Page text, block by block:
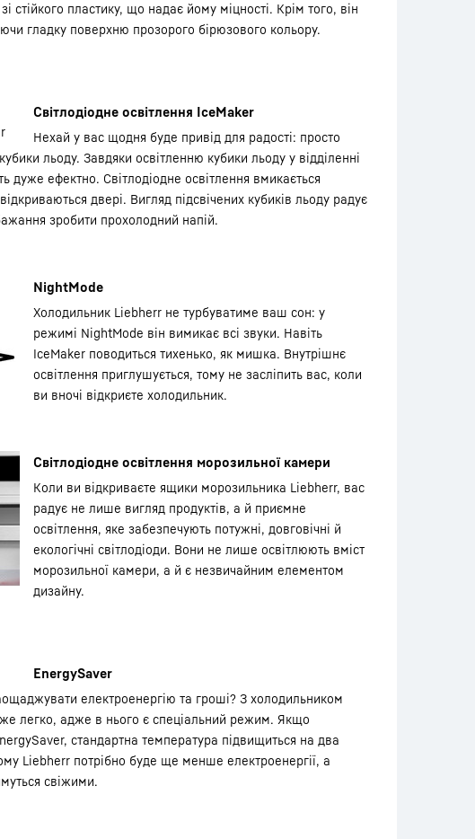
стійкого пластику, що надає йому міцності. Крім того, він
гладку поверхню прозорого бірюзового кольору.
Світлодіодне освітлення IceMaker
Нехай у вас щодня буде привід для радості: просто
льоду. Завдяки освітленню кубики льоду у відділенні
дуже ефектно. Світлодіодне освітлення вмикається
двері. Вигляд підсвічених кубиків льоду радує
зробити прохолодний напій.
NightMode
Холодильник Liebherr не турбуватиме ваш сон: у
режимі NightMode він вимикає всі звуки. Навіть
IceMaker поводиться тихенько, як мишка. Внутрішнє
освітлення приглушується, тому не засліпить вас, коли
ви вночі відкриєте холодильник.
Світлодіодне освітлення морозильної камери
Коли ви відкриваєте ящики морозильника Liebherr, вас
радує не лише вигляд продуктів, а й приємне
освітлення, яке забезпечують потужні, довговічні й
екологічні світлодіоди. Вони не лише освітлюють вміст
морозильної камери, а й є незвичайним елементом
дизайну.
EnergySaver
електроенергію та гроші? З холодильником
легко, адже в нього є спеціальний режим. Якщо
стандартна температура підвищиться на два
Liebherr потрібно буде ще менше електроенергії, а
свіжими.